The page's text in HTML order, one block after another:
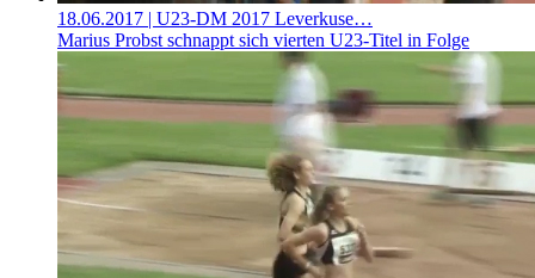
18.06.2017 | U23-DM 2017 Leverkuse…
Marius Probst schnappt sich vierten U23-Titel in Folge